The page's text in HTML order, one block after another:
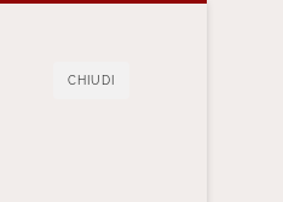
CHIUDI